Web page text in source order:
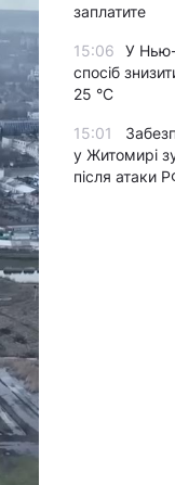
заплатите
15:06
У
спосіб
25 °C
15:01
у Житомирі
після атаки